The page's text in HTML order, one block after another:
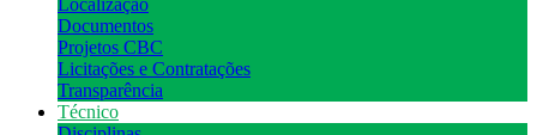
Localização
Documentos
Projetos CBC
Licitações e Contratações
Transparência
Técnico